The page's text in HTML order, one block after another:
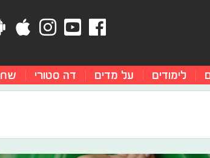
לימודים על מדים דה סטורי